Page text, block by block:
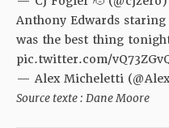
Anthony Edwards
was the best thing
pic.twitter.com/
— Alex Micheletti
Source texte : Dane Moore